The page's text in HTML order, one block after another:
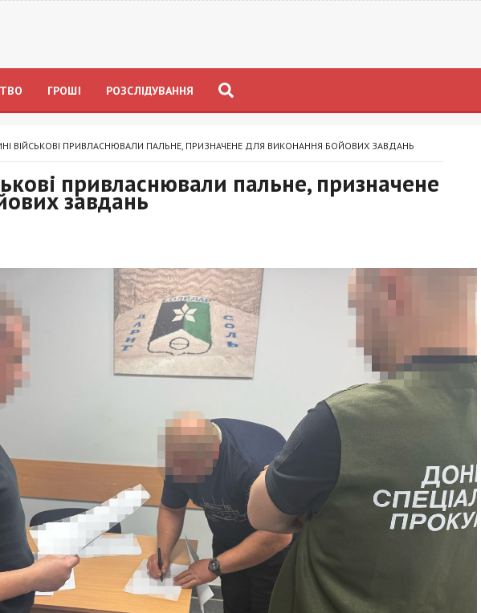
ГРОШІ РОЗСЛІДУВАННЯ
ВІЙСЬКОВІ ПРИВЛАСНЮВАЛИ ПАЛЬНЕ, ПРИЗНАЧЕНЕ ДЛЯ ВИКОНАННЯ БОЙОВИХ ЗАВДАНЬ
привласнювали пальне, призначене
завдань